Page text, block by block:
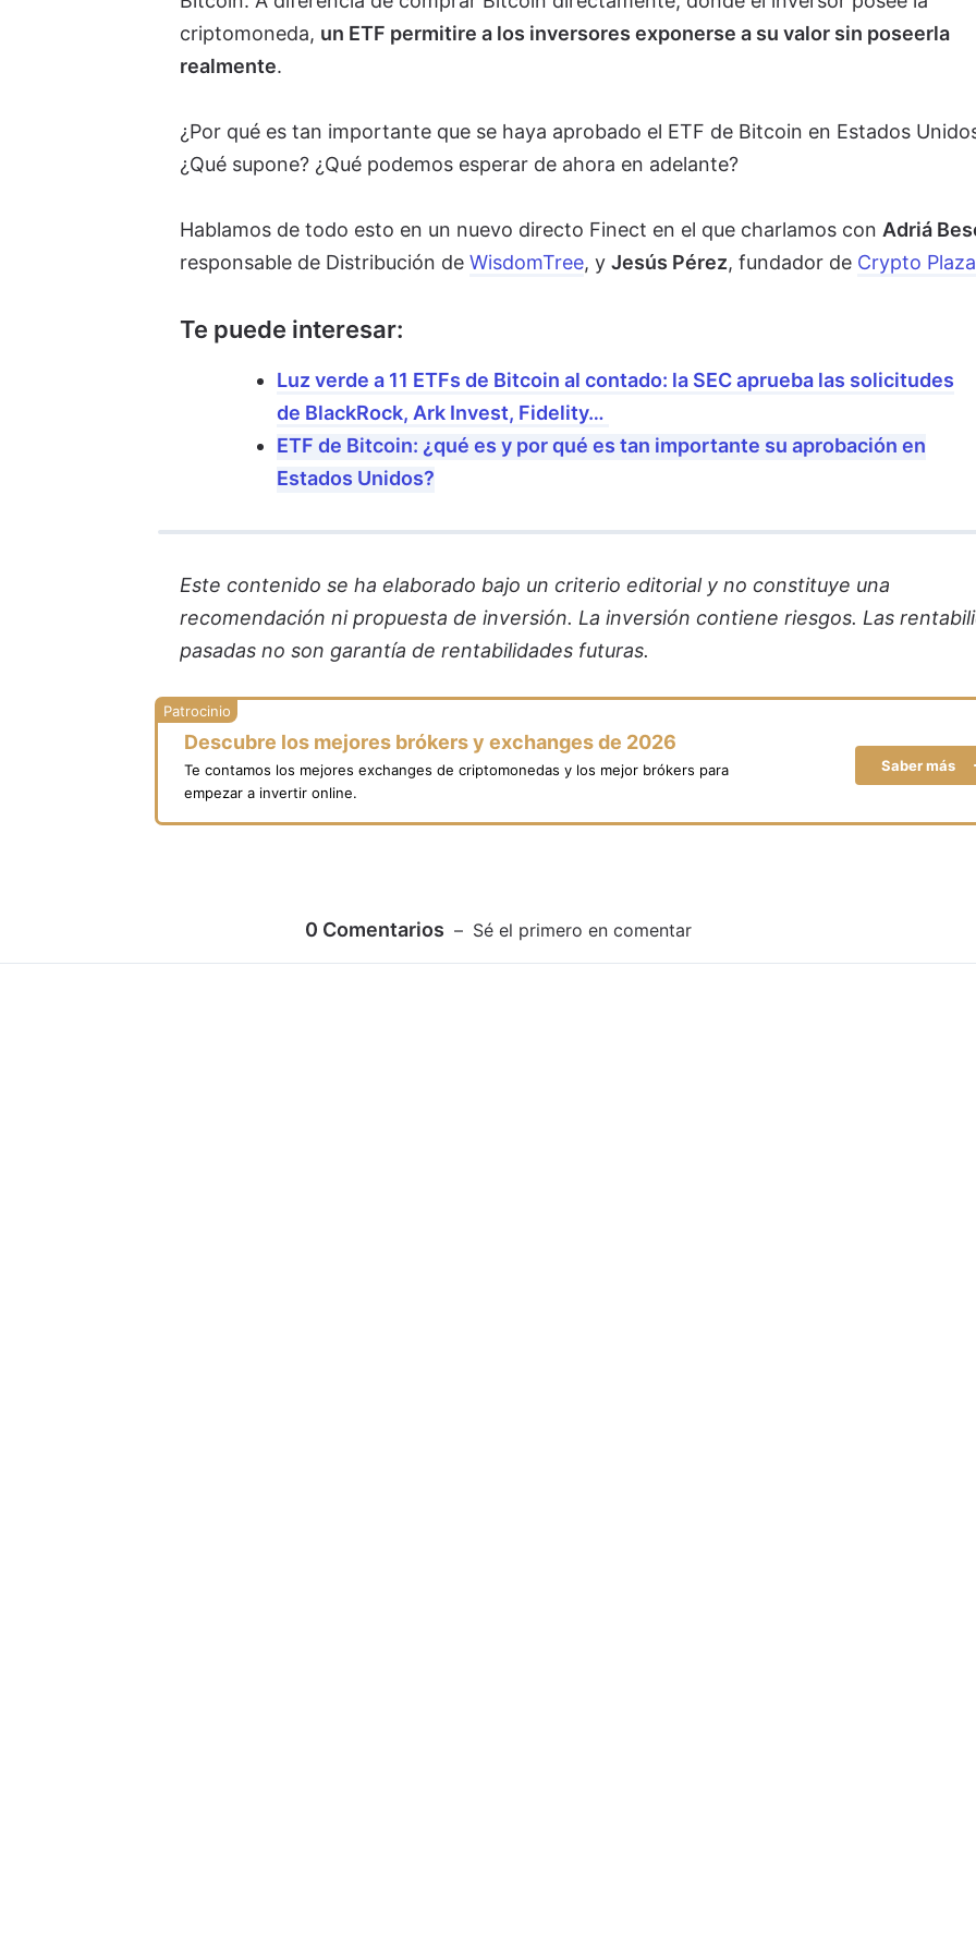
criptomoneda, un ETF permitire a los inversores exponerse a su valor sin poseerla
realmente.
¿Por qué es tan importante que se haya aprobado el ETF de Bitcoin en Estados
¿Qué supone? ¿Qué podemos esperar de ahora en adelante?
Hablamos de todo esto en un nuevo directo Finect en el que charlamos con Adriá
responsable de Distribución de WisdomTree, y Jesús Pérez, fundador de Crypto
Te puede interesar:
Luz verde a 11 ETFs de Bitcoin al contado: la SEC aprueba las solicitudes
de BlackRock, Ark Invest, Fidelity…
ETF de Bitcoin: ¿qué es y por qué es tan importante su aprobación en
Estados Unidos?
Este contenido se ha elaborado bajo un criterio editorial y no constituye una
recomendación ni propuesta de inversión. La inversión contiene riesgos. Las
pasadas no son garantía de rentabilidades futuras.
Descubre los mejores brókers y exchanges de 2026
Te contamos los mejores exchanges de criptomonedas y los mejor brókers para
empezar a invertir online.
Saber más
0 Comentarios Sé el primero en comentar